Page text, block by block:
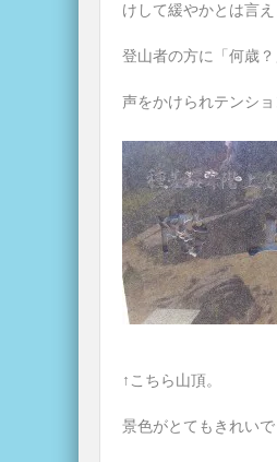
けして緩やかとは言え
登山者の方に「何歳
声をかけられテンシ
↑こちら山頂。
景色がとてもきれいで